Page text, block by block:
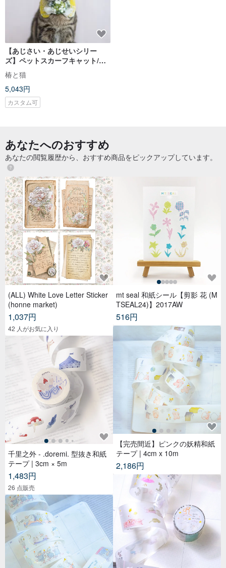
【あじさい・あじせいシリー
ズ】ペットスカーフキャット/ド
ッグフラワーフローラルフラワ
ーグリーン
椿と猫
5,043円
カスタム可
あなたへのおすすめ
あなたの閲覧履歴から、おすすめ商品をピックアップしています。
(ALL) White Love Letter Sticker
(honne market)
1,037円
42 人がお気に入り
千里之外 - .doremi. 型抜き和紙
テープ | 3cm × 5m
1,483円
26 点販売
mt seal 和紙シール【剪影 花 (M
TSEAL24)】2017AW
516円
【完売間近】ピンクの妖精和紙
テープ | 4cm x 10m
2,186円